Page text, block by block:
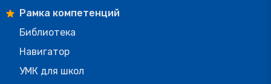
Рамка компетенций
Библиотека
Навигатор
УМК для школ